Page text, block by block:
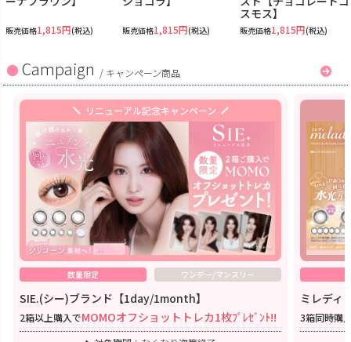
販売価格1,815円(税込) 販売価格1,815円(税込)
スモス】
販売価格1,815円(税込)
Campaign / キャンペーン商品
リニューアル記念キャンペーン
数量限定 ワンデー/マンスリー
SIE.(シー)ブランド【1day/1month】
2箱以上購入でMOMOオフショットトレカ1枚ﾌﾟﾚｾﾞﾝﾄ!!
ミレディ
3箱同時購